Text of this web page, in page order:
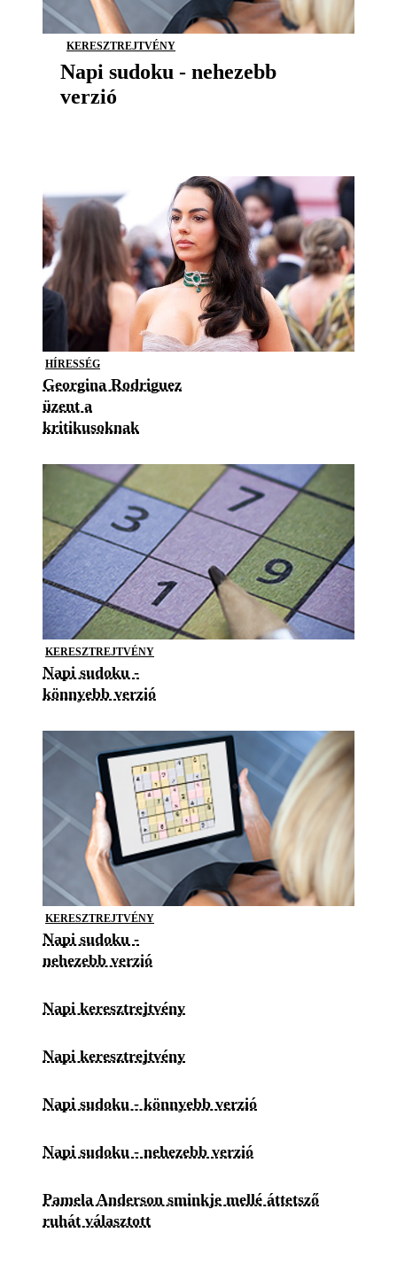
KERESZTREJTVÉNY
Napi sudoku - nehezebb
verzió
HÍRESSÉG
Georgina Rodriguez
üzent a
kritikusoknak
KERESZTREJTVÉNY
Napi sudoku -
könnyebb verzió
KERESZTREJTVÉNY
Napi sudoku -
nehezebb verzió
Napi keresztrejtvény
Napi keresztrejtvény
Napi sudoku - könnyebb verzió
Napi sudoku - nehezebb verzió
Pamela Anderson sminkje mellé áttetsző
ruhát választott